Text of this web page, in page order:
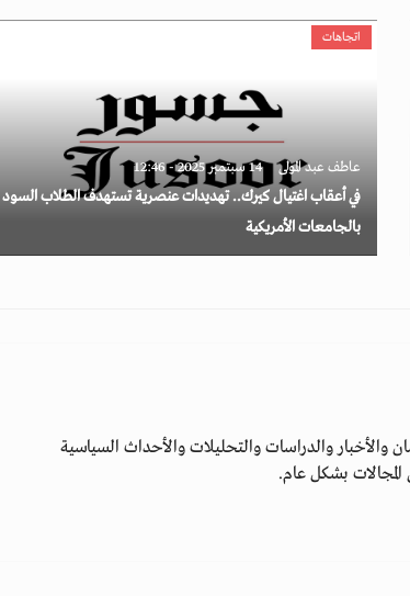
اتجاهات
عاطف عبد المولى 14 سبتمبر 2025 - 12:46
في أعقاب اغتيال كيرك.. تهديدات عنصرية تستهدف الطلاب السود
بالجامعات الأمريكية
والأخبار والدراسات والتحليلات والأحداث السياسية
بشكل عام.